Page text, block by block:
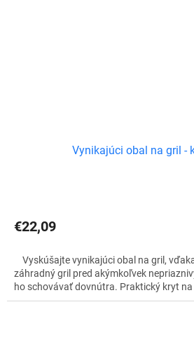
Vynikajúci obal na gril -
€22,09
Vyskúšajte vynikajúci obal na gril,
záhradný gril pred akýmkoľvek
ho schovávať dovnútra. Praktický kryt na